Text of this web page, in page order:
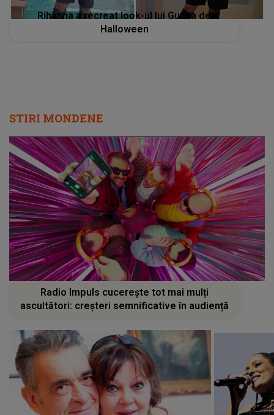
Rihanna a recreat look-ul lui Gunna de
Halloween
STIRI MONDENE
Radio Impuls cucerește tot mai mulți
ascultători: creșteri semnificative în audiență